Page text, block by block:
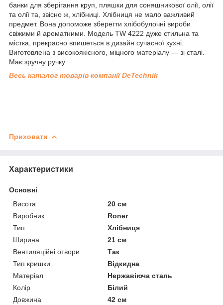
банки для зберігання круп, пляшки для соняшникової олії, олії
та олії та, звісно ж, хлібниці. Хлібниця не мало важливий
предмет. Вона допоможе зберегти хлібобулочні вироби
свіжими й ароматними. Модель TW 4222 дуже стильна та
містка, прекрасно впишеться в дизайн сучасної кухні.
Виготовлена з високоякісного, міцного матеріалу — зі сталі.
Має зручну ручку.
Весь каталог товарів компанії DeTechnik
Приховати
Характеристики
Основні
Висота
20 см
Виробник
Roner
Тип
Хлібниця
Ширина
21 см
Вентиляційні отвори
Так
Тип кришки
Відкидна
Матеріал
Нержавіюча сталь
Колір
Білий
Довжина
42 см